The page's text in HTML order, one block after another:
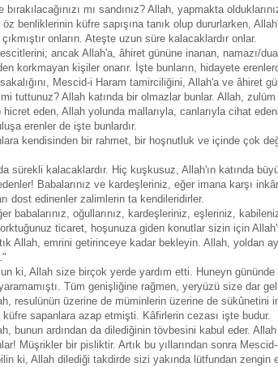
bırakılacağınızı mı sandınız? Allah, yapmakta
benliklerinin küfre sapışına tanık olup dururlarken,
onların. Ateşte uzun süre kalacaklardır onlar.
ancak Allah'a, âhiret gününe inanan, namazı/
korkmayan kişiler onarır. İşte bunların, hidayete
Mescid-i Haram tamirciliğini, Allah'a ve âhiret
mi tuttunuz? Allah katında bir olmazlar bunlar. Allah,
eden, Allah yolunda mallarıyla, canlarıyla cihat
erenler de işte bunlardır.
kendisinden bir rahmet, bir hoşnutluk ve içinde çok
sürekli kalacaklardır. Hiç kuşkusuz, Allah'ın katında
Babalarınız ve kardeşleriniz, eğer imana karşı
dost edinenler zalimlerin ta kendileridirler.
babalarınız, oğullarınız, kardeşleriniz, eşleriniz,
ticaret, hoşunuza giden konutlar sizin için
Allah, emrini getirinceye kadar bekleyin. Allah, yoldan
ki, Allah size birçok yerde yardım etti. Huneyn
Tüm genişliğine rağmen, yeryüzü size dar
resulünün üzerine de müminlerin üzerine de sükûnetini
küfre sapanlara azap etmişti. Kâfirlerin cezası işte budur.
bunun ardından da dilediğinin tövbesini kabul eder.
Müşrikler bir pisliktir. Artık bu yıllarından sonra
ki, Allah dilediği takdirde sizi yakında lütfundan